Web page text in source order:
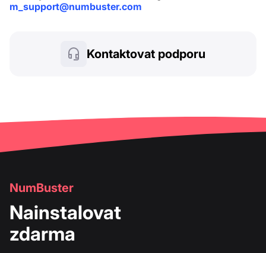
m_support@numbuster.com
Kontaktovat podporu
NumBuster
Nainstalovat
zdarma